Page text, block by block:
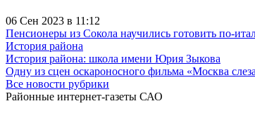
06 Сен 2023 в 11:12
Пенсионеры из Сокола научились готовить по-
История района
История района: школа имени Юрия Зыкова
Одну из сцен оскароносного фильма «Москва
Все новости рубрики
Районные интернет-газеты САО